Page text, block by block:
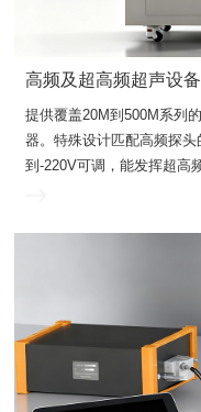
高频及超高频超声设备